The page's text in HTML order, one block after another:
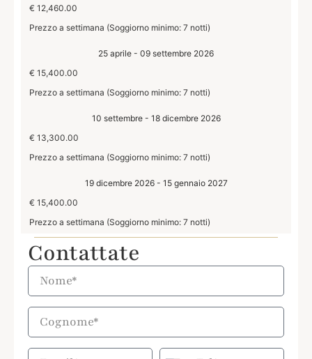
€ 12,460.00
Prezzo a settimana (Soggiorno minimo: 7 notti)
25 aprile - 09 settembre 2026
€ 15,400.00
Prezzo a settimana (Soggiorno minimo: 7 notti)
10 settembre - 18 dicembre 2026
€ 13,300.00
Prezzo a settimana (Soggiorno minimo: 7 notti)
19 dicembre 2026 - 15 gennaio 2027
€ 15,400.00
Prezzo a settimana (Soggiorno minimo: 7 notti)
Contattate